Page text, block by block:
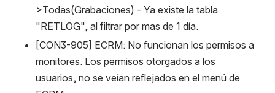
>Todas(Grabaciones) - Ya existe la tabla
"RETLOG", al filtrar por mas de 1 día.
[CON3-905] ECRM: No funcionan los permisos a
monitores. Los permisos otorgados a los
usuarios, no se veían reflejados en el menú de